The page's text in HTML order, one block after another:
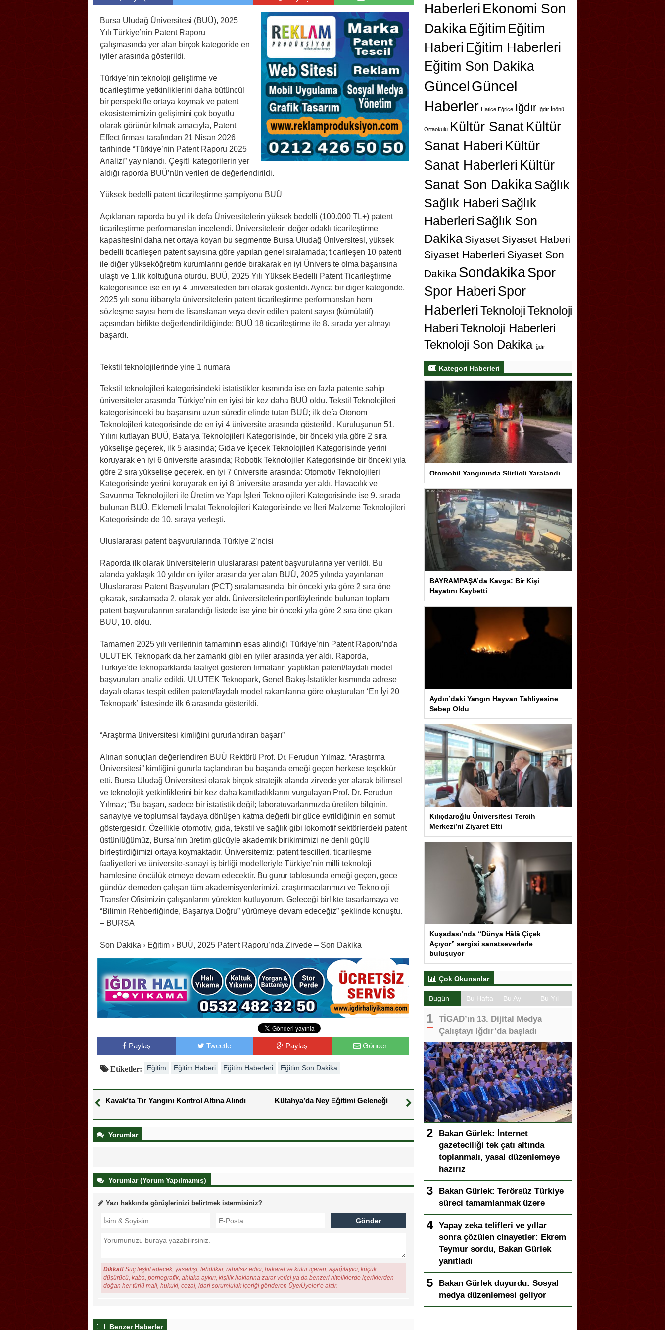
Bursa Uludağ Üniversitesi (BUÜ), 2025
Yılı Türkiye’nin Patent Raporu
çalışmasında yer alan birçok kategoride en
iyiler arasında gösterildi.
Türkiye’nin teknoloji geliştirme ve
ticarileştirme yetkinliklerini daha bütüncül
bir perspektifle ortaya koymak ve patent
ekosistemimizin gelişimini çok boyutlu
olarak görünür kılmak amacıyla, Patent
Effect firması tarafından 21 Nisan 2026
tarihinde “Türkiye’nin Patent Raporu 2025
Analizi” yayınlandı. Çeşitli kategorilerin yer
aldığı raporda BUÜ’nün verileri de değerlendirildi.
Yüksek bedelli patent ticarileştirme şampiyonu BUÜ
Açıklanan raporda bu yıl ilk defa Üniversitelerin yüksek bedelli (100.000 TL+) patent
ticarileştirme performansları incelendi. Üniversitelerin değer odaklı ticarileştirme
kapasitesini daha net ortaya koyan bu segmentte Bursa Uludağ Üniversitesi, yüksek
bedelli ticarileşen patent sayısına göre yapılan genel sıralamada; ticarileşen 10 patenti
ile diğer yükseköğretim kurumlarını geride bırakarak en iyi Üniversite olma başarısına
ulaştı ve 1.lik koltuğuna oturdu. BUÜ, 2025 Yılı Yüksek Bedelli Patent Ticarileştirme
kategorisinde ise en iyi 4 üniversiteden biri olarak gösterildi. Ayrıca bir diğer kategoride,
2025 yılı sonu itibarıyla üniversitelerin patent ticarileştirme performansları hem
sözleşme sayısı hem de lisanslanan veya devir edilen patent sayısı (kümülatif)
açısından birlikte değerlendirildiğinde; BUÜ 18 ticarileştirme ile 8. sırada yer almayı
başardı.
Tekstil teknolojilerinde yine 1 numara
Tekstil teknolojileri kategorisindeki istatistikler kısmında ise en fazla patente sahip
üniversiteler arasında Türkiye’nin en iyisi bir kez daha BUÜ oldu. Tekstil Teknolojileri
kategorisindeki bu başarısını uzun süredir elinde tutan BUÜ; ilk defa Otonom
Teknolojileri kategorisinde de en iyi 4 üniversite arasında gösterildi. Kuruluşunun 51.
Yılını kutlayan BUÜ, Batarya Teknolojileri Kategorisinde, bir önceki yıla göre 2 sıra
yükselişe geçerek, ilk 5 arasında; Gıda ve İçecek Teknolojileri Kategorisinde yerini
koruyarak en iyi 6 üniversite arasında; Robotik Teknolojiler Kategorisinde bir önceki yıla
göre 2 sıra yükselişe geçerek, en iyi 7 üniversite arasında; Otomotiv Teknolojileri
Kategorisinde yerini koruyarak en iyi 8 üniversite arasında yer aldı. Havacılık ve
Savunma Teknolojileri ile Üretim ve Yapı İşleri Teknolojileri Kategorisinde ise 9. sırada
bulunan BUÜ, Eklemeli İmalat Teknolojileri Kategorisinde ve İleri Malzeme Teknolojileri
Kategorisinde de 10. sıraya yerleşti.
Uluslararası patent başvurularında Türkiye 2’ncisi
Raporda ilk olarak üniversitelerin uluslararası patent başvurularına yer verildi. Bu
alanda yaklaşık 10 yıldır en iyiler arasında yer alan BUÜ, 2025 yılında yayınlanan
Uluslararası Patent Başvuruları (PCT) sıralamasında, bir önceki yıla göre 2 sıra öne
çıkarak, sıralamada 2. olarak yer aldı. Üniversitelerin portföylerinde bulunan toplam
patent başvurularının sıralandığı listede ise yine bir önceki yıla göre 2 sıra öne çıkan
BUÜ, 10. oldu.
Tamamen 2025 yılı verilerinin tamamının esas alındığı Türkiye’nin Patent Raporu’nda
ULUTEK Teknopark da her zamanki gibi en iyiler arasında yer aldı. Raporda,
Türkiye’de teknoparklarda faaliyet gösteren firmaların yaptıkları patent/faydalı model
başvuruları analiz edildi. ULUTEK Teknopark, Genel Bakış-İstatikler kısmında adrese
dayalı olarak tespit edilen patent/faydalı model rakamlarına göre oluşturulan ‘En İyi 20
Teknopark’ listesinde ilk 6 arasında gösterildi.
“Araştırma üniversitesi kimliğini gururlandıran başarı”
Alınan sonuçları değerlendiren BUÜ Rektörü Prof. Dr. Ferudun Yılmaz, “Araştırma
Üniversitesi” kimliğini gururla taçlandıran bu başarıda emeği geçen herkese teşekkür
etti. Bursa Uludağ Üniversitesi olarak birçok stratejik alanda zirvede yer alarak bilimsel
ve teknolojik yetkinliklerini bir kez daha kanıtladıklarını vurgulayan Prof. Dr. Ferudun
Yılmaz; “Bu başarı, sadece bir istatistik değil; laboratuvarlarımızda üretilen bilginin,
sanayiye ve toplumsal faydaya dönüşen katma değerli bir güce evrildiğinin en somut
göstergesidir. Özellikle otomotiv, gıda, tekstil ve sağlık gibi lokomotif sektörlerdeki patent
üstünlüğümüz, Bursa’nın üretim gücüyle akademik birikimimizi ne denli güçlü
birleştirdiğimizi ortaya koymaktadır. Üniversitemiz; patent tescilleri, ticarileşme
faaliyetleri ve üniversite-sanayi iş birliği modelleriyle Türkiye’nin milli teknoloji
hamlesine öncülük etmeye devam edecektir. Bu gurur tablosunda emeği geçen, gece
gündüz demeden çalışan tüm akademisyenlerimizi, araştırmacılarımızı ve Teknoloji
Transfer Ofisimizin çalışanlarını yürekten kutluyorum. Geleceği birlikte tasarlamaya ve
“Bilimin Rehberliğinde, Başarıya Doğru” yürümeye devam edeceğiz” şeklinde konuştu.
– BURSA
Son Dakika › Eğitim › BUÜ, 2025 Patent Raporu’nda Zirvede – Son Dakika
Paylaş Tweetle Paylaş Gönder
Etiketler: Eğitim Eğitim Haberi Eğitim Haberleri Eğitim Son Dakika
Kavak’ta Tır Yangını Kontrol Altına Alındı Kütahya’da Ney Eğitimi Geleneği
Yorumlar
Yorumlar (Yorum Yapılmamış)
Yazı hakkında görüşlerinizi belirtmek istermisiniz?
Dikkat! Suç teşkil edecek, yasadışı, tehditkar, rahatsız edici, hakaret ve küfür içeren, aşağılayıcı, küçük
düşürücü, kaba, pornografik, ahlaka aykırı, kişilik haklarına zarar verici ya da benzeri niteliklerde içeriklerden
doğan her türlü mali, hukuki, cezai, idari sorumluluk içeriği gönderen Üye/Üyeler’e aittir.
Benzer Haberler
Haberleri Ekonomi Son
Dakika Eğitim Eğitim
Haberi Eğitim Haberleri
Eğitim Son Dakika
GüncelGüncel
Haberler Hatice Eğrice Iğdır Iğdır İnönü
Ortaokulu Kültür SanatKültür
Sanat Haberi Kültür
Sanat Haberleri Kültür
Sanat Son DakikaSağlık
Sağlık Haberi Sağlık
Haberleri Sağlık Son
Dakika Siyaset Siyaset Haberi
Siyaset Haberleri Siyaset Son
Dakika SondakikaSpor
Spor Haberi Spor
HaberleriTeknolojiTeknoloji
HaberiTeknoloji Haberleri
Teknoloji Son Dakika ığdır
Kategori Haberleri
Otomobil Yangınında Sürücü Yaralandı
BAYRAMPAŞA’da Kavga: Bir Kişi
Hayatını Kaybetti
Aydın’daki Yangın Hayvan Tahliyesine
Sebep Oldu
Kılıçdaroğlu Üniversitesi Tercih
Merkezi’ni Ziyaret Etti
Kuşadası’nda “Dünya Hâlâ Çiçek
Açıyor” sergisi sanatseverlerle
buluşuyor
Çok Okunanlar
Bugün Bu Hafta Bu Ay Bu Yıl
TİGAD’ın 13. Dijital Medya
Çalıştayı Iğdır’da başladı
Bakan Gürlek: İnternet
gazeteciliği tek çatı altında
toplanmalı, yasal düzenlemeye
hazırız
Bakan Gürlek: Terörsüz Türkiye
süreci tamamlanmak üzere
Yapay zeka telifleri ve yıllar
sonra çözülen cinayetler: Ekrem
Teymur sordu, Bakan Gürlek
yanıtladı
Bakan Gürlek duyurdu: Sosyal
medya düzenlemesi geliyor